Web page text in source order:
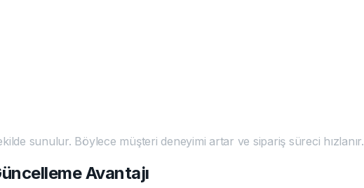
sunulur. Böylece müşteri deneyimi artar ve sipariş süreci hızlanır.
Avantajı